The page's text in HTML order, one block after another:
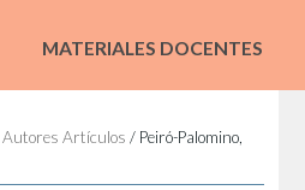
MATERIALES DOCENTES
Autores Artículos / Peiró-Palomino,